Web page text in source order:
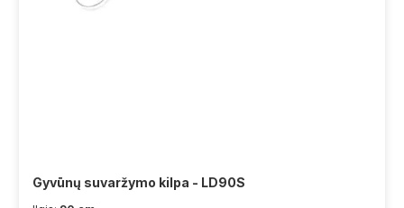
Gyvūnų suvaržymo kilpa - LD90S